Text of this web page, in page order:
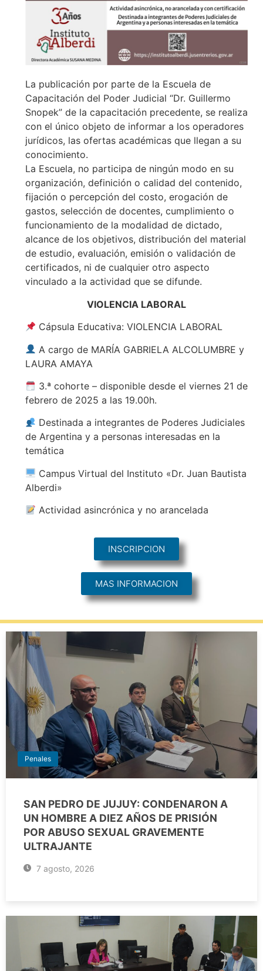
La publicación por parte de la Escuela de
Capacitación del Poder Judicial “Dr. Guillermo
Snopek” de la capacitación precedente, se realiza
con el único objeto de informar a los operadores
jurídicos, las ofertas académicas que llegan a su
conocimiento.
La Escuela, no participa de ningún modo en su
organización, definición o calidad del contenido,
fijación o percepción del costo, erogación de
gastos, selección de docentes, cumplimiento o
funcionamiento de la modalidad de dictado,
alcance de los objetivos, distribución del material
de estudio, evaluación, emisión o validación de
certificados, ni de cualquier otro aspecto
vinculado a la actividad que se difunde.
VIOLENCIA LABORAL
Cápsula Educativa: VIOLENCIA LABORAL
A cargo de MARÍA GABRIELA ALCOLUMBRE y
LAURA AMAYA
3.ª cohorte – disponible desde el viernes 21 de
febrero de 2025 a las 19.00h.
Destinada a integrantes de Poderes Judiciales
de Argentina y a personas interesadas en la
temática
Campus Virtual del Instituto «Dr. Juan Bautista
Alberdi»
Actividad asincrónica y no arancelada
INSCRIPCION
MAS INFORMACION
Penales
SAN PEDRO DE JUJUY: CONDENARON A
UN HOMBRE A DIEZ AÑOS DE PRISIÓN
POR ABUSO SEXUAL GRAVEMENTE
ULTRAJANTE
7 agosto, 2026